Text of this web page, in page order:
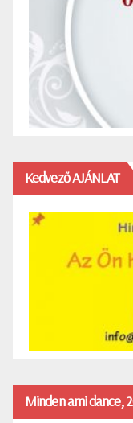
Kedvező AJÁNLAT
Minden ami dance,